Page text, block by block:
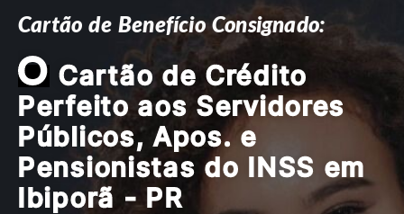
Cartão de Benefício Consignado:
O Cartão de Crédito
Perfeito aos Servidores
Públicos, Apos. e
Pensionistas do INSS em
Ibiporã - PR